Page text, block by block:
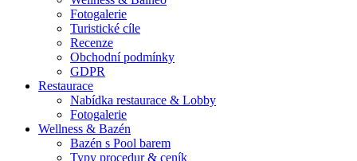
Fotogalerie
Turistické cíle
Recenze
Obchodní podmínky
GDPR
Restaurace
Nabídka restaurace & Lobby
Fotogalerie
Wellness & Bazén
Bazén s Pool barem
Typy procedur & ceník